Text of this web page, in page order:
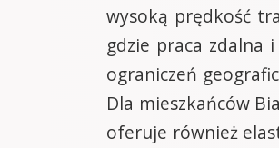
wysoką prędkość
gdzie praca zdalna
ograniczeń
Dla mieszkańców
oferuje również